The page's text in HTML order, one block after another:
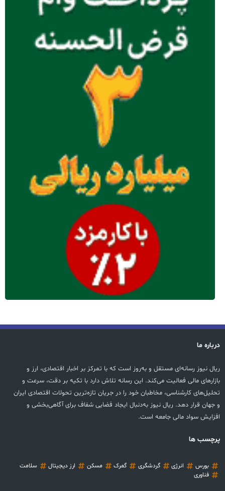
درباره ما
ریال نیوز رسانه‌ای مستقل و به‌روز است که با تمرکز بر اخبار اقتصادی، ارز و
بازارهای مالی فعالیت می‌کند. این رسانه تلاش دارد با تکیه بر دقت، سرعت و
تحلیل‌های کارشناسی، مخاطبان خود را در جریان تازه‌ترین تحولات اقتصادی ایران
و جهان قرار دهد. ریال نیوز به‌دنبال ایجاد فضایی شفاف برای آگاهی‌بخشی و
افزایش سواد مالی جامعه است.
پرچسب ها
بورس انرژی گردشگری گمرک مسکن ارز دیجیتال
سلامت
فناوری